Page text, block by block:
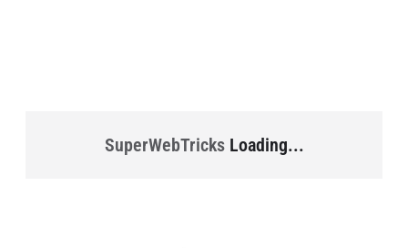
SuperWebTricksLoading...